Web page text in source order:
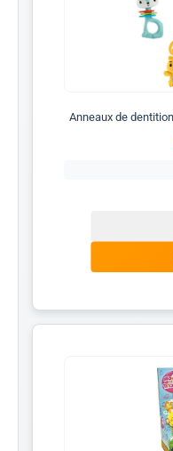
Anneaux de